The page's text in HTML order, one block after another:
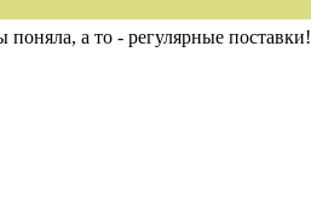
поняла, а то - регулярные поставки!